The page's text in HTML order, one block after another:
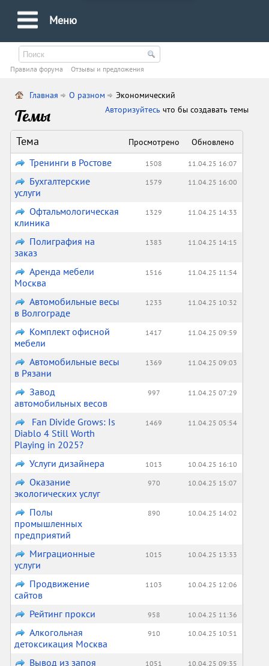
Меню
Правила форума Oтзывы и предложения
Главная О разном
Экономический
Авторизуйтесь что бы создавать темы
Темы
Тема Просмотрено Обновлено
Тренинги в Ростове 1508 11.04.25 16:07
Бухгалтерские
услуги
1579 11.04.25 16:00
Офтальмологическая
клиника
1329 11.04.25 14:33
Полиграфия на
заказ
1383 11.04.25 14:15
Аренда мебели
Москва
1516 11.04.25 11:54
Автомобильные весы
в Волгограде
1233 11.04.25 10:32
Комплект офисной
мебели
1417 11.04.25 09:59
Автомобильные весы
в Рязани
1369 11.04.25 09:03
Завод
автомобильных весов
997 11.04.25 07:29
Fan Divide Grows: Is
Diablo 4 Still Worth
Playing in 2025?
1469 11.04.25 05:54
Услуги дизайнера 1013 10.04.25 16:10
Оказание
экологических услуг
970 10.04.25 15:07
Полы
промышленных
предприятий
890 10.04.25 14:02
Миграционные
услуги
1015 10.04.25 13:33
Продвижение
сайтов
1103 10.04.25 12:06
Рейтинг прокси 958 10.04.25 11:36
Алкогольная
детоксикация Москва
910 10.04.25 10:51
Вывод из запоя
1051 10.04.25 09:35